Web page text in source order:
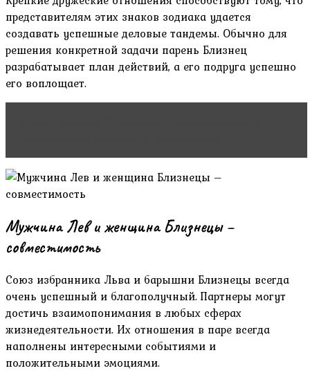
представителям этих знаков зодиака удается
создавать успешные деловые тандемы. Обычно для
решения конкретной задачи парень Близнец
разрабатывает план действий, а его подруга успешно
его воплощает.
Мужчина Лев и женщина Близнецы –
совместимость
Союз избранника Льва и барышни Близнецы всегда
очень успешный и благополучный. Партнеры могут
достичь взаимопонимания в любых сферах
жизнедеятельности. Их отношения в паре всегда
наполнены интересными событиями и
положительными эмоциями.